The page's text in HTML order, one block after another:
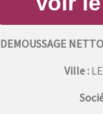
DEMOUSSAGE
Ville :